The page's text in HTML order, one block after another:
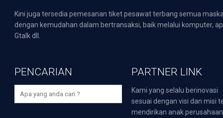
Kini juga tersedia pemesanan tiket pesawat terbang semua
dengan kemudahan dalam bertransaksi, baik melalui komputer,
Gtalk dll.
PENCARIAN PARTNER LINK
Kami yang selalu berinovasi
sesuai dengan visi dan misi
mendirikan anak perusahaan